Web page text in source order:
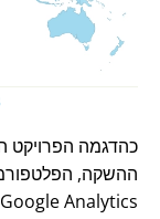
כהדגמה
ההשקה,
Google Analytics.